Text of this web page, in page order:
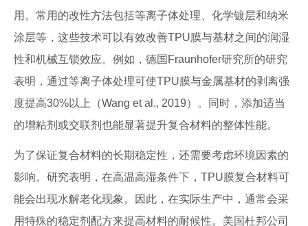
用。常用的改性方法包括等离子体处理、化学镀层和纳米
涂层等，这些技术可以有效改善TPU膜与基材之间的润湿
性和机械互锁效应。例如，德国Fraunhofer研究所的研究
表明，通过等离子体处理可使TPU膜与金属基材的剥离强
度提高30%以上（Wang et al., 2019）。同时，添加适当
的增粘剂或交联剂也能显著提升复合材料的整体性能。
为了保证复合材料的长期稳定性，还需要考虑环境因素的
影响。研究表明，在高温高湿条件下，TPU膜复合材料可
能会出现水解老化现象。因此，在实际生产中，通常会采
用特殊的稳定剂配方来提高材料的耐候性。美国杜邦公司